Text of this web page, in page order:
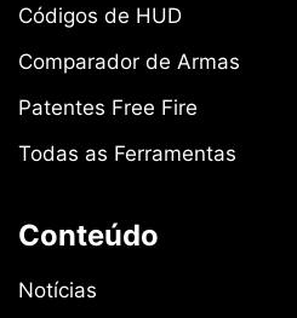
Códigos de HUD
Comparador de Armas
Patentes Free Fire
Todas as Ferramentas
Conteúdo
Notícias